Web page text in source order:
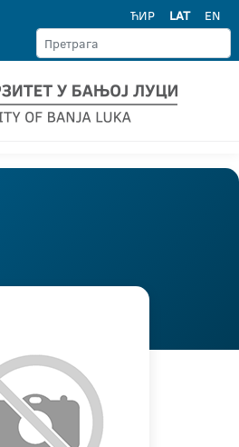
ЋИР LAT EN